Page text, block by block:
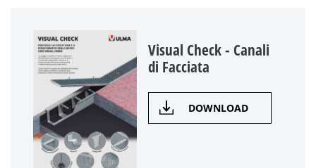
Visual Check - Canali
di Facciata
DOWNLOAD